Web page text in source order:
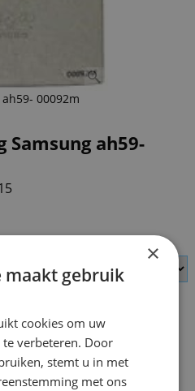
00092m
ah59-
×
maakt gebruik
cookies om uw
verbeteren. Door
stemt u in met
met ons